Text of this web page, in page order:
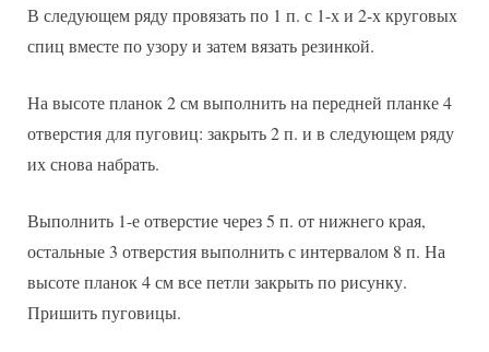
В следующем ряду провязать по 1 п. с 1-х и 2-х круговых
спиц вместе по узору и затем вязать резинкой.
На высоте планок 2 см выполнить на передней планке 4
отверстия для пуговиц: закрыть 2 п. и в следующем ряду
их снова набрать.
Выполнить 1-е отверстие через 5 п. от нижнего края,
остальные 3 отверстия выполнить с интервалом 8 п. На
высоте планок 4 см все петли закрыть по рисунку.
Пришить пуговицы.